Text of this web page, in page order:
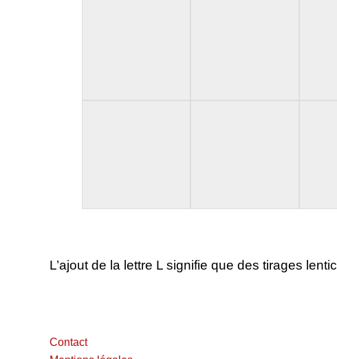
L’ajout de la lettre L signifie que des tirages
Contact